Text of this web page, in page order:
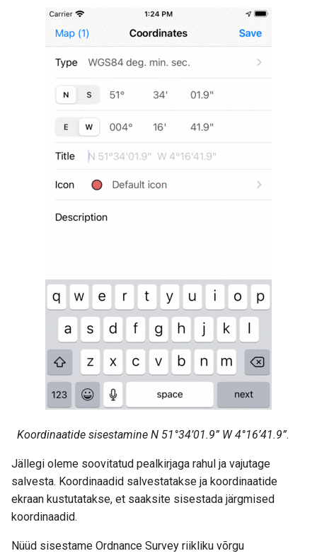
Koordinaatide sisestamine N 51°34’01.9” W 4°16’41.9”.
Jällegi oleme soovitatud pealkirjaga rahul ja vajutage
salvesta. Koordinaadid salvestatakse ja koordinaatide
ekraan kustutatakse, et saaksite sisestada järgmised
koordinaadid.
Nüüd sisestame Ordnance Survey riikliku võrgu